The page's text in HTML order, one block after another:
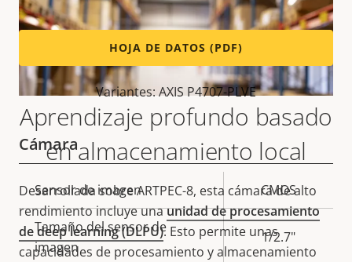
Aprendizaje profundo basado
en almacenamiento local
Desarrollada sobre ARTPEC-8, esta cámara de alto
rendimiento incluye unaunidad de procesamiento
de deep learning (DLPU). Esto permite unas
capacidades de procesamiento y almacenamiento
HOJA DE DATOS (PDF)
Variantes: AXIS P4707-PLVE
Cámara
Descripción
de
propiedad
Valor de
la
propiedad
Sensor de imagen CMOS
Tamaño del sensor de
imagen
1/2.7"